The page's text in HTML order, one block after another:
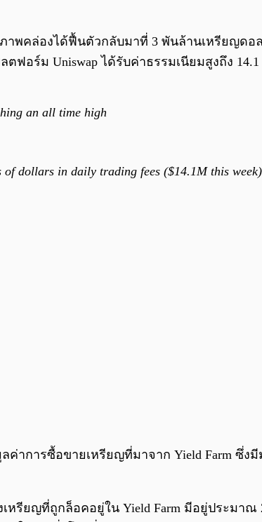
ภาพคล่องได้ฟื้นตัวกลับมาที่ 3 พันล้านเหรียญด
อร์ม Uniswap ได้รับค่าธรรมเนียมสูงถึง
an all time high
of dollars in daily trading fees ($14.1M this
ค่าการซื้อขายเหรียญที่มาจาก Yield Farm ซึ่ง
หรียญที่ถูกล็อคอยู่ใน Yield Farm มีอยู่ประมา